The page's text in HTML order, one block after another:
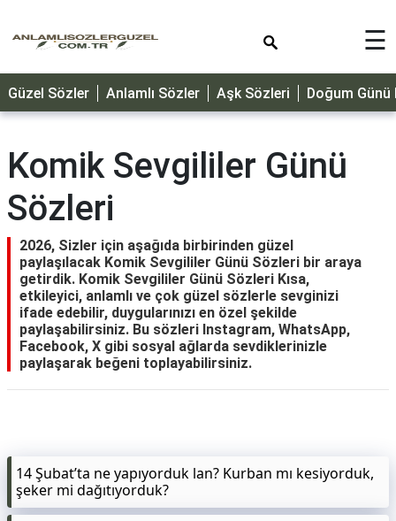
GÜZEL
SÖZLER
DOĞUM
GÜNÜ
MESAJLARI
ÖZEL
GÜNLER
DİNİ
SÖZLER
☰
Güzel Sözler Anlamlı Sözler Aşk Sözleri Doğum Günü
Komik Sevgililer Günü
Sözleri
2026, Sizler için aşağıda birbirinden güzel
paylaşılacak Komik Sevgililer Günü Sözleri bir araya
getirdik. Komik Sevgililer Günü Sözleri Kısa,
etkileyici, anlamlı ve çok güzel sözlerle sevginizi
ifade edebilir, duygularınızı en özel şekilde
paylaşabilirsiniz. Bu sözleri Instagram, WhatsApp,
Facebook, X gibi sosyal ağlarda sevdiklerinizle
paylaşarak beğeni toplayabilirsiniz.
14 Şubat’ta ne yapıyorduk lan? Kurban mı kesiyorduk,
şeker mi dağıtıyorduk?